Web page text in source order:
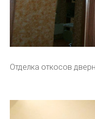
Отделка откосов